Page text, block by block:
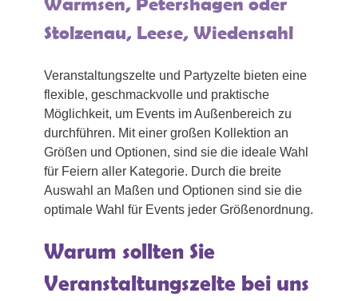
Stolzenau, Leese, Wiedensahl
Veranstaltungszelte und Partyzelte bieten eine
flexible, geschmackvolle und praktische
Möglichkeit, um Events im Außenbereich zu
durchführen. Mit einer großen Kollektion an
Größen und Optionen, sind sie die ideale Wahl
für Feiern aller Kategorie. Durch die breite
Auswahl an Maßen und Optionen sind sie die
optimale Wahl für Events jeder Größenordnung.
Warum sollten Sie
Veranstaltungszelte bei uns